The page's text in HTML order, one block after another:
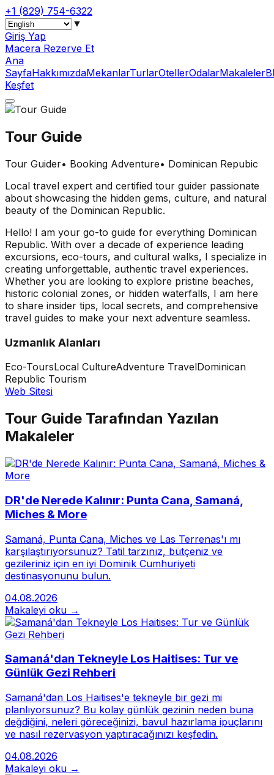
+1 (829) 754-6322
▼
Giriş Yap
Macera Rezerve Et
Ana
SayfaHakkımızdaMekanlarTurlarOtellerOdalarMakaleler
Keşfet
Tour Guide
Tour Guider• Booking Adventure• Dominican Repubic
Local travel expert and certified tour guider passionate
about showcasing the hidden gems, culture, and natural
beauty of the Dominican Republic.
Hello! I am your go-to guide for everything Dominican
Republic. With over a decade of experience leading
excursions, eco-tours, and cultural walks, I specialize in
creating unforgettable, authentic travel experiences.
Whether you are looking to explore pristine beaches,
historic colonial zones, or hidden waterfalls, I am here
to share insider tips, local secrets, and comprehensive
travel guides to make your next adventure seamless.
Uzmanlık Alanları
Eco-ToursLocal CultureAdventure TravelDominican
Republic Tourism
Web Sitesi
Tour Guide Tarafından Yazılan
Makaleler
DR'de Nerede Kalınır: Punta Cana, Samaná,
Miches & More
Samaná, Punta Cana, Miches ve Las Terrenas'ı mı
karşılaştırıyorsunuz? Tatil tarzınız, bütçeniz ve
gezileriniz için en iyi Dominik Cumhuriyeti
destinasyonunu bulun.
04.08.2026
Makaleyi oku →
Samaná'dan Tekneyle Los Haitises: Tur ve
Günlük Gezi Rehberi
Samaná'dan Los Haitises'e tekneyle bir gezi mi
planlıyorsunuz? Bu kolay günlük gezinin neden buna
değdiğini, neleri göreceğinizi, bavul hazırlama ipuçlarını
ve nasıl rezervasyon yaptıracağınızı keşfedin.
04.08.2026
Makaleyi oku →